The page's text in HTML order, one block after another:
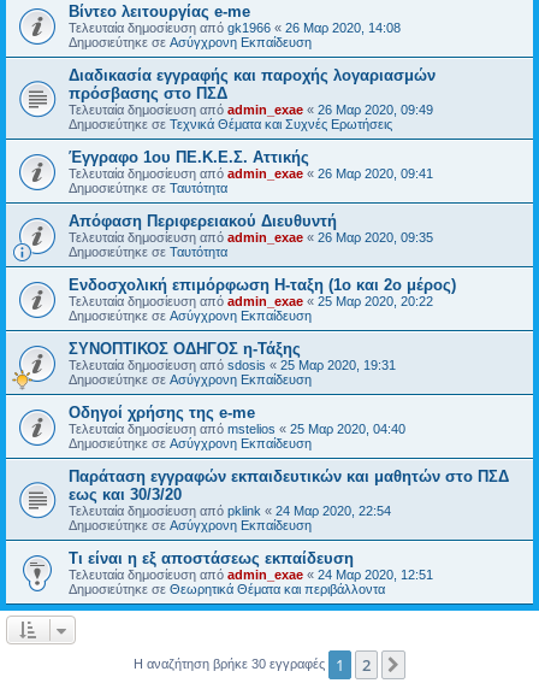
Βίντεο λειτουργίας e-me
Τελευταία δημοσίευση από gk1966 « 26 Μαρ 2020, 14:08
Δημοσιεύτηκε σε Ασύγχρονη Εκπαίδευση
Διαδικασία εγγραφής και παροχής λογαριασμών
πρόσβασης στο ΠΣΔ
Τελευταία δημοσίευση από admin_exae « 26 Μαρ 2020, 09:49
Δημοσιεύτηκε σε Τεχνικά Θέματα και Συχνές Ερωτήσεις
Έγγραφο 1ου ΠΕ.Κ.Ε.Σ. Αττικής
Τελευταία δημοσίευση από admin_exae « 26 Μαρ 2020, 09:41
Δημοσιεύτηκε σε Ταυτότητα
Απόφαση Περιφερειακού Διευθυντή
Τελευταία δημοσίευση από admin_exae « 26 Μαρ 2020, 09:35
Δημοσιεύτηκε σε Ταυτότητα
Ενδοσχολική επιμόρφωση Η-ταξη (1ο και 2ο μέρος)
Τελευταία δημοσίευση από admin_exae « 25 Μαρ 2020, 20:22
Δημοσιεύτηκε σε Ασύγχρονη Εκπαίδευση
ΣΥΝΟΠΤΙΚΟΣ ΟΔΗΓΟΣ η-Τάξης
Τελευταία δημοσίευση από sdosis « 25 Μαρ 2020, 19:31
Δημοσιεύτηκε σε Ασύγχρονη Εκπαίδευση
Οδηγοί χρήσης της e-me
Τελευταία δημοσίευση από mstelios « 25 Μαρ 2020, 04:40
Δημοσιεύτηκε σε Ασύγχρονη Εκπαίδευση
Παράταση εγγραφών εκπαιδευτικών και μαθητών στο ΠΣΔ
εως και 30/3/20
Τελευταία δημοσίευση από pklink « 24 Μαρ 2020, 22:54
Δημοσιεύτηκε σε Ασύγχρονη Εκπαίδευση
Τι είναι η εξ αποστάσεως εκπαίδευση
Τελευταία δημοσίευση από admin_exae « 24 Μαρ 2020, 12:51
Δημοσιεύτηκε σε Θεωρητικά Θέματα και περιβάλλοντα
Η αναζήτηση βρήκε 30 εγγραφές 1 2